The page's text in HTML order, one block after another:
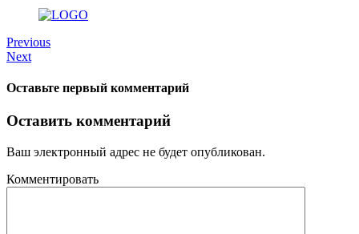
Previous
Next
Оставьте первый комментарий
Оставить комментарий
Ваш электронный адрес не будет опубликован.
Комментировать